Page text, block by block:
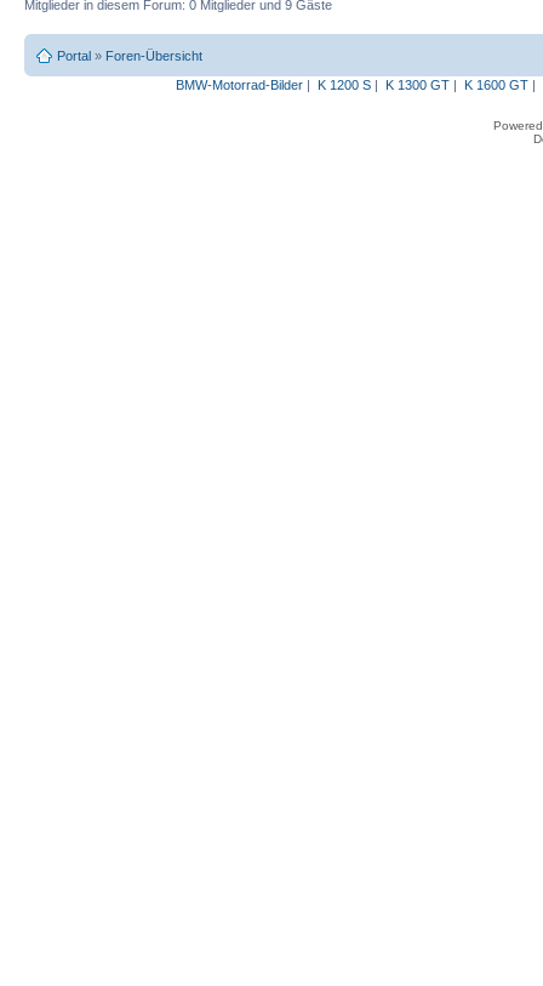
Mitglieder in diesem Forum: 0 Mitglieder und 9 Gäste
Portal » Foren-Übersicht
BMW-Motorrad-Bilder| K 1200 S| K 1300 GT| K 1600 GT|